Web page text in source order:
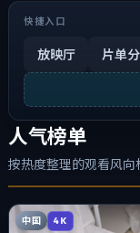
快捷入口
放映厅 片单
人气榜单
按热度整理的观看风向
中国 4K